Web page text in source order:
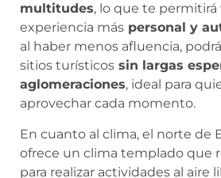
multitudes, lo que te permitirá
experiencia más personal y
al haber menos afluencia,
sitios turísticos sin largas
aglomeraciones, ideal para
aprovechar cada momento.
En cuanto al clima, el norte de
ofrece un clima templado que
para realizar actividades al aire